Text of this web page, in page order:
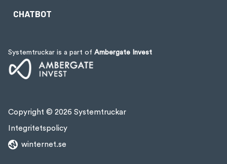
CHATBOT
Copyright © 2026 Systemtruckar
Integritetspolicy
winternet.se
Systemtruckar is a part of Ambergate Invest